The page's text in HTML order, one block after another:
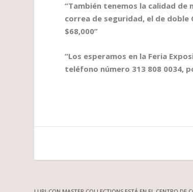
“También tenemos la calidad de
correa de seguridad, el de
$68,000”
“Los esperamos en la Feria
teléfono número 313 808 0034,